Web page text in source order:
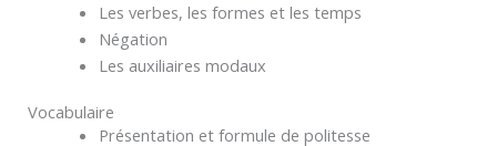
Les verbes, les formes et les temps
Négation
Les auxiliaires modaux
Vocabulaire
Présentation et formule de politesse